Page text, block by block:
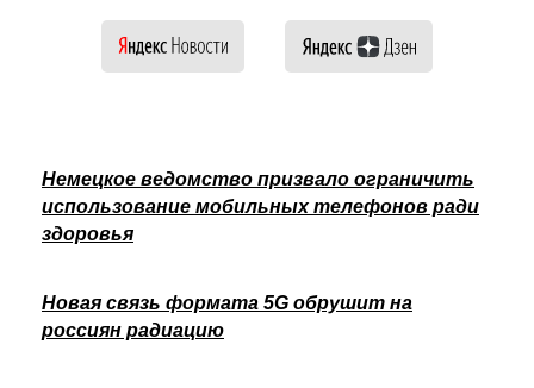
Немецкое ведомство призвало ограничить
использование мобильных телефонов ради
здоровья
Новая связь формата 5G обрушит на
россиян радиацию